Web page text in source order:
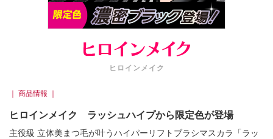
ヒロインメイク
｜ 商品情報 ｜
ヒロインメイク ラッシュハイプから限定色が登場
主役級 立体美まつ毛が叶うハイパーリフトブラシマスカラ「ラッ